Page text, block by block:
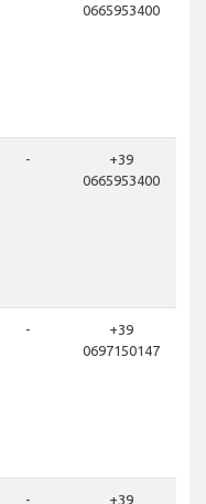
0665953400
-
+39
0665953400
-
+39
0697150147
-
+39